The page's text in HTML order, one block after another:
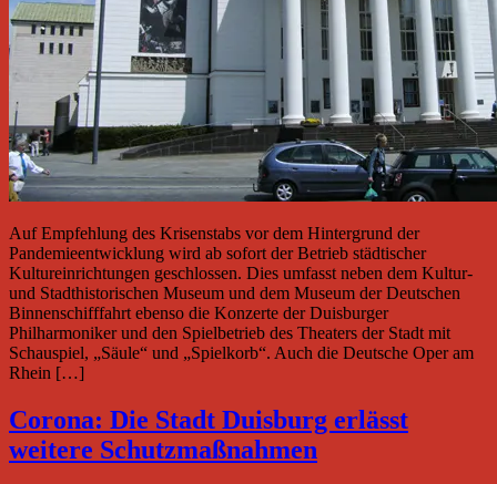
Auf Empfehlung des Krisenstabs vor dem Hintergrund der
Pandemieentwicklung wird ab sofort der Betrieb städtischer
Kultureinrichtungen geschlossen. Dies umfasst neben dem Kultur-
und Stadthistorischen Museum und dem Museum der Deutschen
Binnenschifffahrt ebenso die Konzerte der Duisburger
Philharmoniker und den Spielbetrieb des Theaters der Stadt mit
Schauspiel, „Säule“ und „Spielkorb“. Auch die Deutsche Oper am
Rhein […]
Corona: Die Stadt Duisburg erlässt
weitere Schutzmaßnahmen